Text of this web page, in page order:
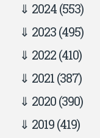
2024(553)
2023(495)
2022(410)
2021(387)
2020(390)
2019(419)